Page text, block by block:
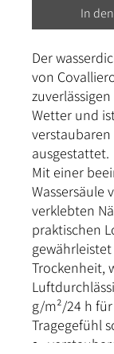
In
Der
von
Wetter und
verstaubaren
ausgestattet.
Mit einer
Wassersäule
verklebten
praktischen
Trockenheit,
g/m²/24 h
Tragegefühl